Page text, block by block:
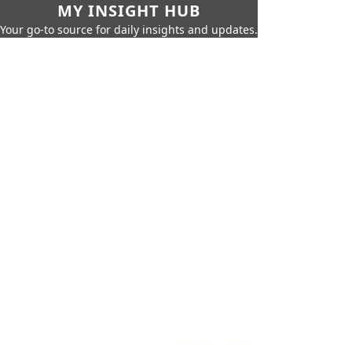
MY INSIGHT HUB
Your go-to source for daily insights and updates.